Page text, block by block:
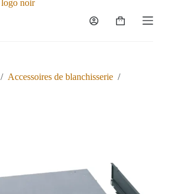
/ Accessoires de blanchisserie /